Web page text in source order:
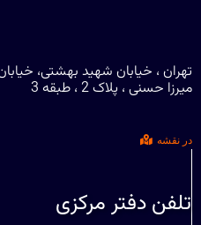
تهران ، خیابان شهید بهشتی،
میرزا حسنی ، پلاک 2 ، طبقه 3
در نقشه
تلفن دفتر مرکزی